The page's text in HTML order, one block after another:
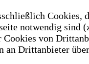
Cookies,
notwendig sind
von
an Drittanbieter